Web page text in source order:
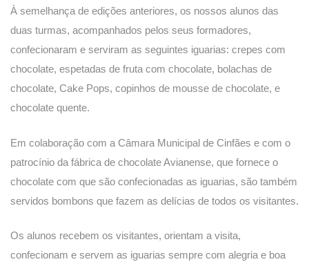
À semelhança de edições anteriores, os nossos alunos das
duas turmas, acompanhados pelos seus formadores,
confecionaram e serviram as seguintes iguarias: crepes com
chocolate, espetadas de fruta com chocolate, bolachas de
chocolate, Cake Pops, copinhos de mousse de chocolate, e
chocolate quente.
Em colaboração com a Câmara Municipal de Cinfães e com o
patrocínio da fábrica de chocolate Avianense, que fornece o
chocolate com que são confecionadas as iguarias, são também
servidos bombons que fazem as delícias de todos os visitantes.
Os alunos recebem os visitantes, orientam a visita,
confecionam e servem as iguarias sempre com alegria e boa